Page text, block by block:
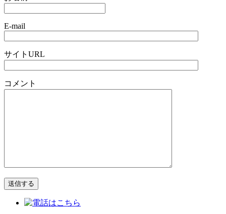
E-mail
サイトURL
コメント